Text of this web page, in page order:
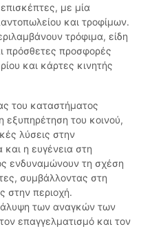
με μία
και τροφίμων.
τρόφιμα, είδη
πρόσθετες προσφορές
και κάρτες κινητής
του καταστήματος
εξυπηρέτηση του κοινού,
λύσεις στην
η ευγένεια στη
ενδυναμώνουν τη σχέση
συμβάλλοντας στη
στην περιοχή.
των αναγκών των
επαγγελματισμό και τον